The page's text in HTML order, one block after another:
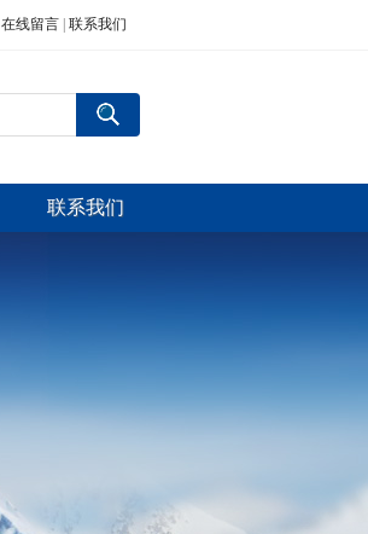
在线留言 联系我们
联系我们